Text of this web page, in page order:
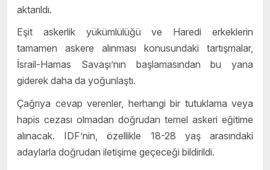
aktarıldı.
Eşit askerlik yükümlülüğü ve Haredi erkeklerin
tamamen askere alınması konusundaki tartışmalar,
İsrail-Hamas Savaşı’nın başlamasından bu yana
giderek daha da yoğunlaştı.
Çağrıya cevap verenler, herhangi bir tutuklama veya
hapis cezası olmadan doğrudan temel askeri eğitime
alınacak. IDF’nin, özellikle 18-28 yaş arasındaki
adaylarla doğrudan iletişime geçeceği bildirildi.